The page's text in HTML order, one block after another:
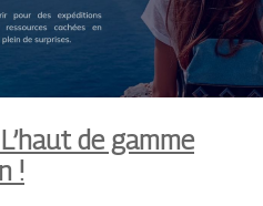
de gamme
!